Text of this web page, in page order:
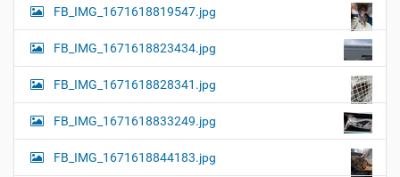
FB_IMG_1671618819547.jpg
FB_IMG_1671618823434.jpg
FB_IMG_1671618828341.jpg
FB_IMG_1671618833249.jpg
FB_IMG_1671618844183.jpg